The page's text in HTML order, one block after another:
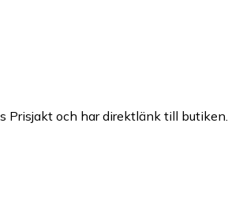
Prisjakt och har direktlänk till butiken.